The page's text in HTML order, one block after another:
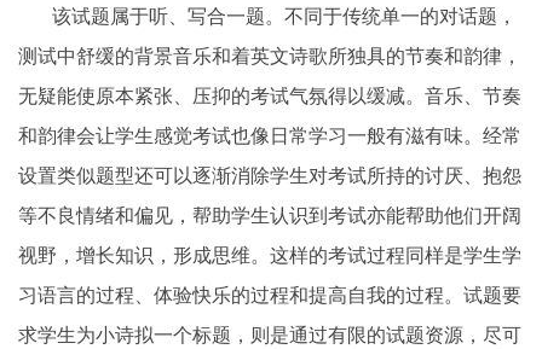
该试题属于听、写合一题。不同于传统单一的对话题，
测试中舒缓的背景音乐和着英文诗歌所独具的节奏和韵律，
无疑能使原本紧张、压抑的考试气氛得以缓减。音乐、节奏
和韵律会让学生感觉考试也像日常学习一般有滋有味。经常
设置类似题型还可以逐渐消除学生对考试所持的讨厌、抱怨
等不良情绪和偏见，帮助学生认识到考试亦能帮助他们开阔
视野，增长知识，形成思维。这样的考试过程同样是学生学
习语言的过程、体验快乐的过程和提高自我的过程。试题要
求学生为小诗拟一个标题，则是通过有限的试题资源，尽可